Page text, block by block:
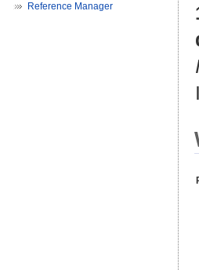
Reference Manager